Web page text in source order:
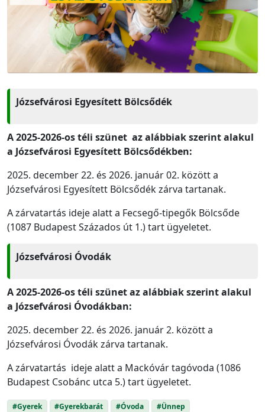
Józsefvárosi Egyesített Bölcsődék
A 2025-2026-os téli szünet az alábbiak szerint alakul
a Józsefvárosi Egyesített Bölcsődékben:
2025. december 22. és 2026. január 02. között a
Józsefvárosi Egyesített Bölcsődék zárva tartanak.
A zárvatartás ideje alatt a Fecsegő-tipegők Bölcsőde
(1087 Budapest Százados út 1.) tart ügyeletet.
Józsefvárosi Óvodák
A 2025-2026-os téli szünet az alábbiak szerint alakul
a Józsefvárosi Óvodákban:
2025. december 22. és 2026. január 2. között a
Józsefvárosi Óvodák zárva tartanak.
A zárvatartás ideje alatt a Mackóvár tagóvoda (1086
Budapest Csobánc utca 5.) tart ügyeletet.
#Gyerek #Gyerekbarát #Óvoda #Ünnep